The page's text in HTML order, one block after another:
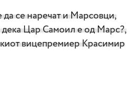
се наречат и Марсовци,
дека Цар Самоил е од Марс?,
вицепремиер Красимир